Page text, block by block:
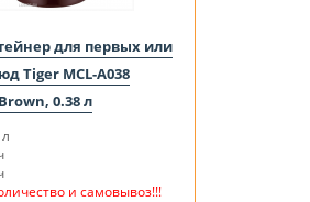
для первых или
Tiger MCL-A038
0.38 л
и самовывоз!!!